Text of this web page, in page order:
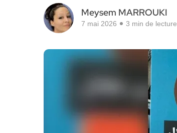
Meysem MARROUKI
7 mai 2026 3 min de lecture